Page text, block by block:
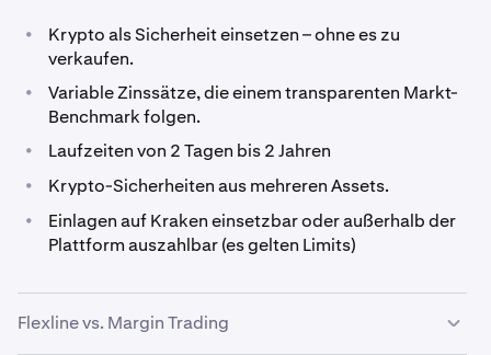
•
Krypto als Sicherheit einsetzen – ohne es zu
verkaufen.
•
Variable Zinssätze, die einem transparenten Markt-
Benchmark folgen.
• Laufzeiten von 2 Tagen bis 2 Jahren
• Krypto-Sicherheiten aus mehreren Assets.
•
Einlagen auf Kraken einsetzbar oder außerhalb der
Plattform auszahlbar (es gelten Limits)
Flexline vs. Margin Trading